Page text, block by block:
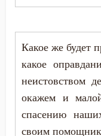
Украшение
Умерший
Какое же будет
какое
неистовством
окажем и
спасению
своим